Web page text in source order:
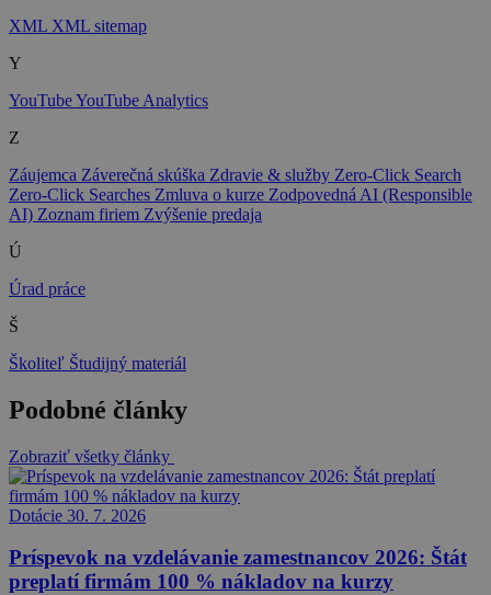
XML XML sitemap
Y
YouTubeYouTube Analytics
Z
Záujemca Záverečná skúška Zdravie & služby Zero-Click Search
Zero-Click Searches Zmluva o kurze Zodpovedná AI (Responsible
AI) Zoznam firiem Zvýšenie predaja
Ú
Úrad práce
Š
Školiteľ Študijný materiál
Podobné články
Zobraziť všetky články
Dotácie 30. 7. 2026
Príspevok na vzdelávanie zamestnancov 2026: Štát
preplatí firmám 100 % nákladov na kurzy